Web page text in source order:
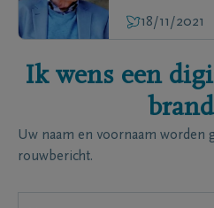
18/11/2021
Ik wens een
Uw naam en voornaam worden
rouwbericht.